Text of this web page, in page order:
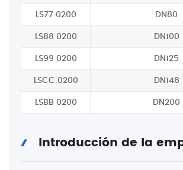
LS77 0200 DN80
LS88 0200 DN100
LS99 0200 DN125
LSCC 0200 DN148
LSBB 0200 DN200
Introducción de la